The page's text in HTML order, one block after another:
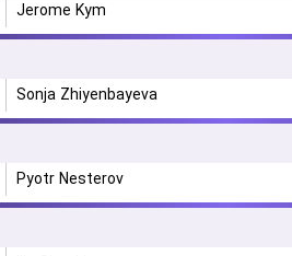
Jerome Kym
Sonja Zhiyenbayeva
Pyotr Nesterov